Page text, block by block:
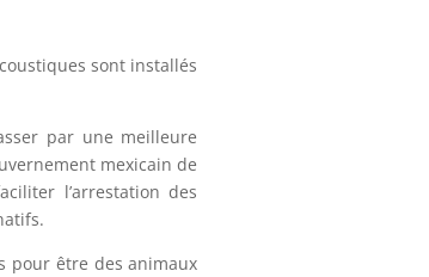
sont installés
par une meilleure
mexicain de
l’arrestation des
pour être des animaux